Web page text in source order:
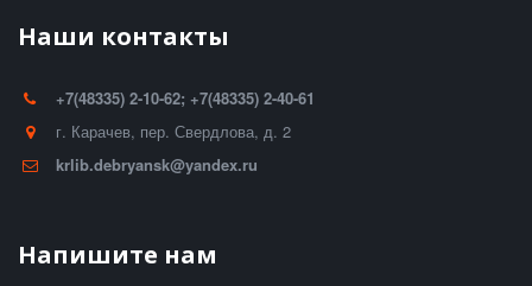
Наши контакты
+7(48335) 2-10-62; +7(48335) 2-40-61
г. Карачев, пер. Свердлова, д. 2
krlib.debryansk@yandex.ru
Напишите нам